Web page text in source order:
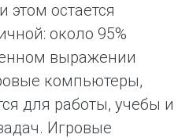
этом остается
около 95%
выражении
компьютеры,
для работы, учебы и
Игровые